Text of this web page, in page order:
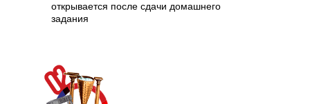
открывается после сдачи домашнего
задания